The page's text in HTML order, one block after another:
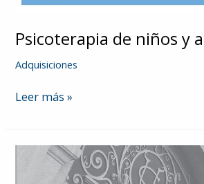
Psicoterapia de niños y
Adquisiciones
Psicoterapia
y
adolescentes
Leer más »